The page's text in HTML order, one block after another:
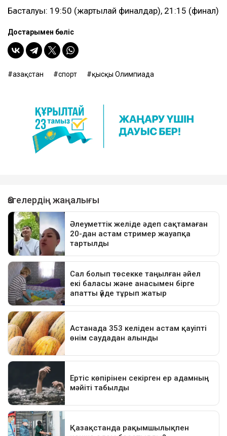
Басталуы: 19:50 (жартылай финалдар), 21:15 (финал)
Достарыңмен бөліс
Қазақстан спорт қысқы Олимпиада